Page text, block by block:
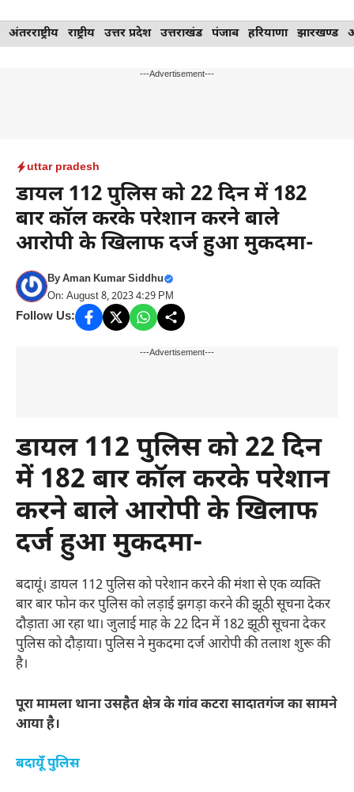
Skip
to
अंतरराष्ट्रीय राष्ट्रीय उत्तर प्रदेश उत्तराखंड पंजाब हरियाणा झारखण्ड
---Advertisement---
uttar pradesh
डायल 112 पुलिस को 22 दिन में 182
बार कॉल करके परेशान करने बाले
आरोपी के खिलाफ दर्ज हुआ मुकदमा-
ByAman Kumar Siddhu
On: August 8, 2023 4:29 PM
Follow Us:
---Advertisement---
डायल 112 पुलिस को 22 दिन
में 182 बार कॉल करके परेशान
करने बाले आरोपी के खिलाफ
दर्ज हुआ मुकदमा-
बदायूं। डायल 112 पुलिस को परेशान करने की मंशा से एक व्यक्ति
बार बार फोन कर पुलिस को लड़ाई झगड़ा करने की झूठी सूचना देकर
दौड़ाता आ रहा था। जुलाई माह के 22 दिन में 182 झूठी सूचना देकर
पुलिस को दौड़ाया। पुलिस ने मुकदमा दर्ज आरोपी की तलाश शुरू की
है।
पूरा मामला थाना उसहैत क्षेत्र के गांव कटरा सादातगंज का सामने
आया है।
बदायूँ पुलिस